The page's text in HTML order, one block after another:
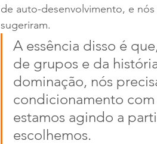
de auto-desenvolvimento, e
sugeriram.
A essência disso é
de grupos e da
dominação, nós
condicionamento
estamos agindo a
escolhemos.